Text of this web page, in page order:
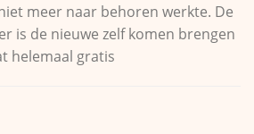
meer naar behoren werkte. De
is de nieuwe zelf komen brengen
helemaal gratis